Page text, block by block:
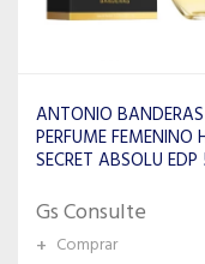
AURORA SCENTS
FEMENINO ONE
ARABIA 100ML
Gs Consulte
+ Comprar